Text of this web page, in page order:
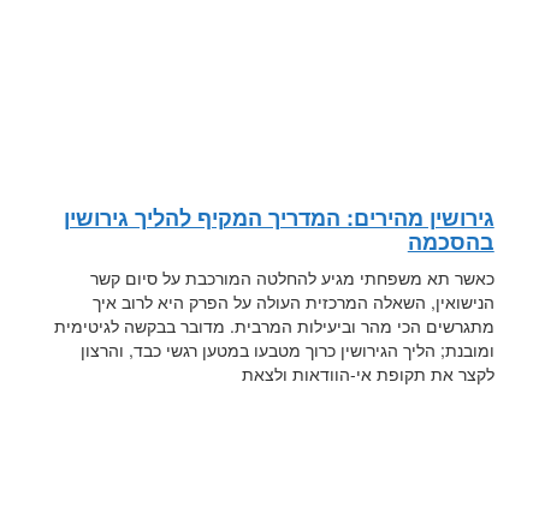
גירושין מהירים: המדריך המקיף להליך גירושין
בהסכמה
כאשר תא משפחתי מגיע להחלטה המורכבת על סיום קשר
הנישואין, השאלה המרכזית העולה על הפרק היא לרוב איך
מתגרשים הכי מהר וביעילות המרבית. מדובר בבקשה לגיטימית
ומובנת; הליך הגירושין כרוך מטבעו במטען רגשי כבד, והרצון
לקצר את תקופת אי-הוודאות ולצאת